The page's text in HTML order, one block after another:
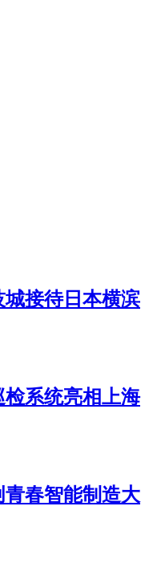
接待日本横滨
系统亮相上海
青春智能制造大